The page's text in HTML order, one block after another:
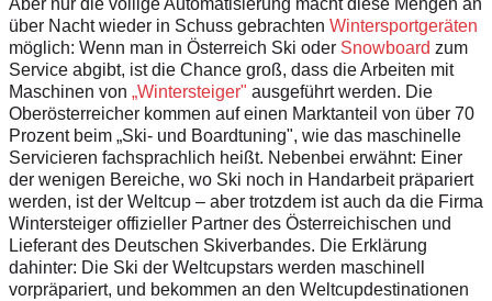
Aber nur die völlige Automatisierung macht diese Mengen an
über Nacht wieder in Schuss gebrachten Wintersportgeräten
möglich: Wenn man in Österreich Ski oder Snowboard zum
Service abgibt, ist die Chance groß, dass die Arbeiten mit
Maschinen von „Wintersteiger" ausgeführt werden. Die
Oberösterreicher kommen auf einen Marktanteil von über 70
Prozent beim „Ski- und Boardtuning", wie das maschinelle
Servicieren fachsprachlich heißt. Nebenbei erwähnt: Einer
der wenigen Bereiche, wo Ski noch in Handarbeit präpariert
werden, ist der Weltcup – aber trotzdem ist auch da die Firma
Wintersteiger offizieller Partner des Österreichischen und
Lieferant des Deutschen Skiverbandes. Die Erklärung
dahinter: Die Ski der Weltcupstars werden maschinell
vorpräpariert, und bekommen an den Weltcupdestinationen